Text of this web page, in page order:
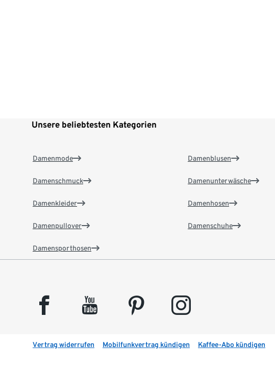
Unsere beliebtesten Kategorien
Damenmode
Damenschmuck
Damenkleider
Damenpullover
Damensporthosen
Damenblusen
Damenunterwäsche
Damenhosen
Damenschuhe
facebook youtube pinterest instagram
Vertrag widerrufen Mobilfunkvertrag kündigen Kaffee-Abo kündigen